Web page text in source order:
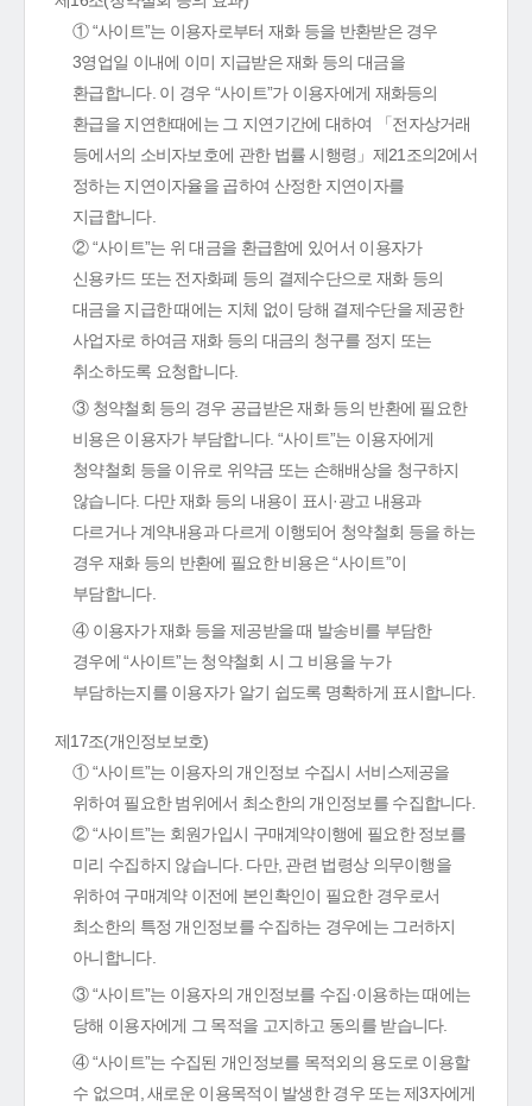
① “사이트”는 이용자로부터 재화 등을 반환받은 경우
3영업일 이내에 이미 지급받은 재화 등의 대금을
환급합니다. 이 경우 “사이트”가 이용자에게 재화등의
환급을 지연한때에는 그 지연기간에 대하여 「전자상거래
등에서의 소비자보호에 관한 법률 시행령」제21조의2에서
정하는 지연이자율을 곱하여 산정한 지연이자를
지급합니다.
② “사이트”는 위 대금을 환급함에 있어서 이용자가
신용카드 또는 전자화폐 등의 결제수단으로 재화 등의
대금을 지급한 때에는 지체 없이 당해 결제수단을 제공한
사업자로 하여금 재화 등의 대금의 청구를 정지 또는
취소하도록 요청합니다.
③ 청약철회 등의 경우 공급받은 재화 등의 반환에 필요한
비용은 이용자가 부담합니다. “사이트”는 이용자에게
청약철회 등을 이유로 위약금 또는 손해배상을 청구하지
않습니다. 다만 재화 등의 내용이 표시·광고 내용과
다르거나 계약내용과 다르게 이행되어 청약철회 등을 하는
경우 재화 등의 반환에 필요한 비용은 “사이트”이
부담합니다.
④ 이용자가 재화 등을 제공받을 때 발송비를 부담한
경우에 “사이트”는 청약철회 시 그 비용을 누가
부담하는지를 이용자가 알기 쉽도록 명확하게 표시합니다.
제17조(개인정보보호)
① “사이트”는 이용자의 개인정보 수집시 서비스제공을
위하여 필요한 범위에서 최소한의 개인정보를 수집합니다.
② “사이트”는 회원가입시 구매계약이행에 필요한 정보를
미리 수집하지 않습니다. 다만, 관련 법령상 의무이행을
위하여 구매계약 이전에 본인확인이 필요한 경우로서
최소한의 특정 개인정보를 수집하는 경우에는 그러하지
아니합니다.
③ “사이트”는 이용자의 개인정보를 수집·이용하는 때에는
당해 이용자에게 그 목적을 고지하고 동의를 받습니다.
④ “사이트”는 수집된 개인정보를 목적외의 용도로 이용할
수 없으며, 새로운 이용목적이 발생한 경우 또는 제3자에게